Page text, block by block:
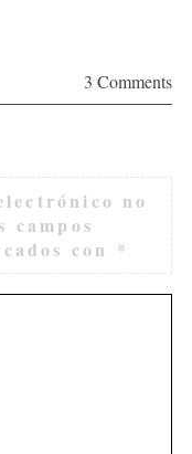
3 Comments
no
campos
con *